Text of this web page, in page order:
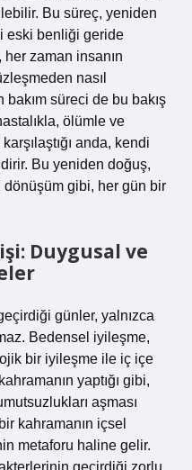
Bu süreç, yeniden
eski benliği geride
her zaman insanın
nasıl
bakım süreci de bu bakış
ölümle ve
anda, kendi
Bu yeniden doğuş,
dönüşüm gibi, her gün bir
Duygusal ve
günler, yalnızca
Bedensel iyileşme,
bir iyileşme ile iç içe
yaptığı gibi,
aşması
kahramanın içsel
metaforu haline gelir.
geçirdiği zorlu